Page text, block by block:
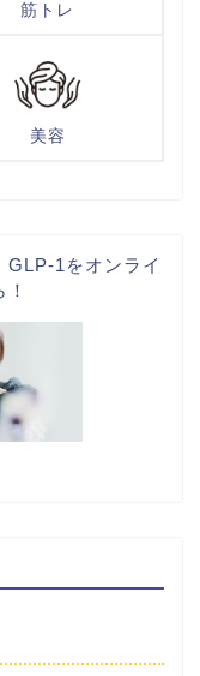
筋トレ
美容
GLP-1をオンライ